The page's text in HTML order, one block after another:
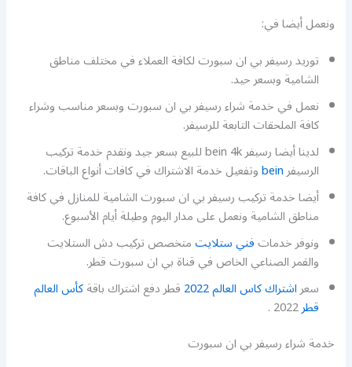
ونعمل أيضا في:
توريد رسيفر بي ان سبورت لكافة العملاء في مختلف مناطق
الشامية وبسعر حيد.
نعمل في خدمة شراء رسيفر بي ان سبورت وبسعر مناسب وشراء
كافة الملحقات التابعة للرسيفر.
لدينا أيضا رسيفر bein 4k للبيع بسعر جيد ونقدم خدمة تركيب
الرسيفرbeinوتفعيل خدمة الاشتراك في كافات أنواع الباقات.
أيضا خدمة تركيب رسيفر بي ان سبورت الشامية للمنازل في كافة
مناطق الشامية ونعمل على مدار اليوم وطيلة أيام الأسبوع.
ونوفر خدماتفني ستلايتمتخصص تركيب دش الستلايت
والقمر الصناعي الخاص في قناة بي ان سبورت قطر.
سعراشتراك كاس العالم 2022 قطر دفع اشتراك باقةكأس العالم
قطر2022 .
خدمة شراء رسيفر بي ان سبورت